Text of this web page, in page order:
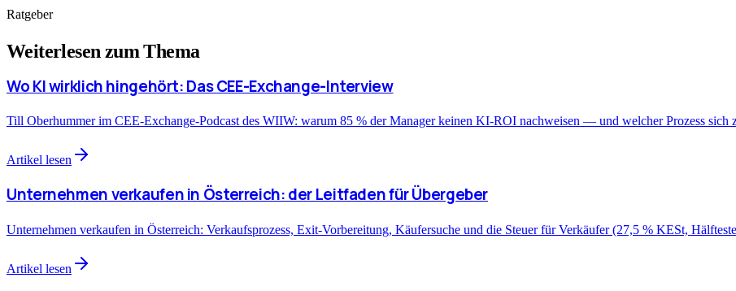
Ratgeber
Weiterlesen zum Thema
Wo KI wirklich hingehört: Das CEE-Exchange-Interview
Till Oberhummer im CEE-Exchange-Podcast des WIIW: warum 85 % der Manager keinen KI-ROI nachweisen — und welcher Prozess sich
Artikel lesen
Unternehmen verkaufen in Österreich: der Leitfaden für Übergeber
Unternehmen verkaufen in Österreich: Verkaufsprozess, Exit-Vorbereitung, Käufersuche und die Steuer für Verkäufer (27,5 % KESt,
Artikel lesen